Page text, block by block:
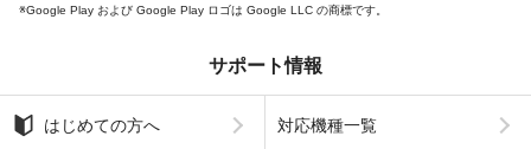
Google Play および Google Play ロゴは Google LLC の商標です。
サポート情報
はじめての方へ 対応機種一覧